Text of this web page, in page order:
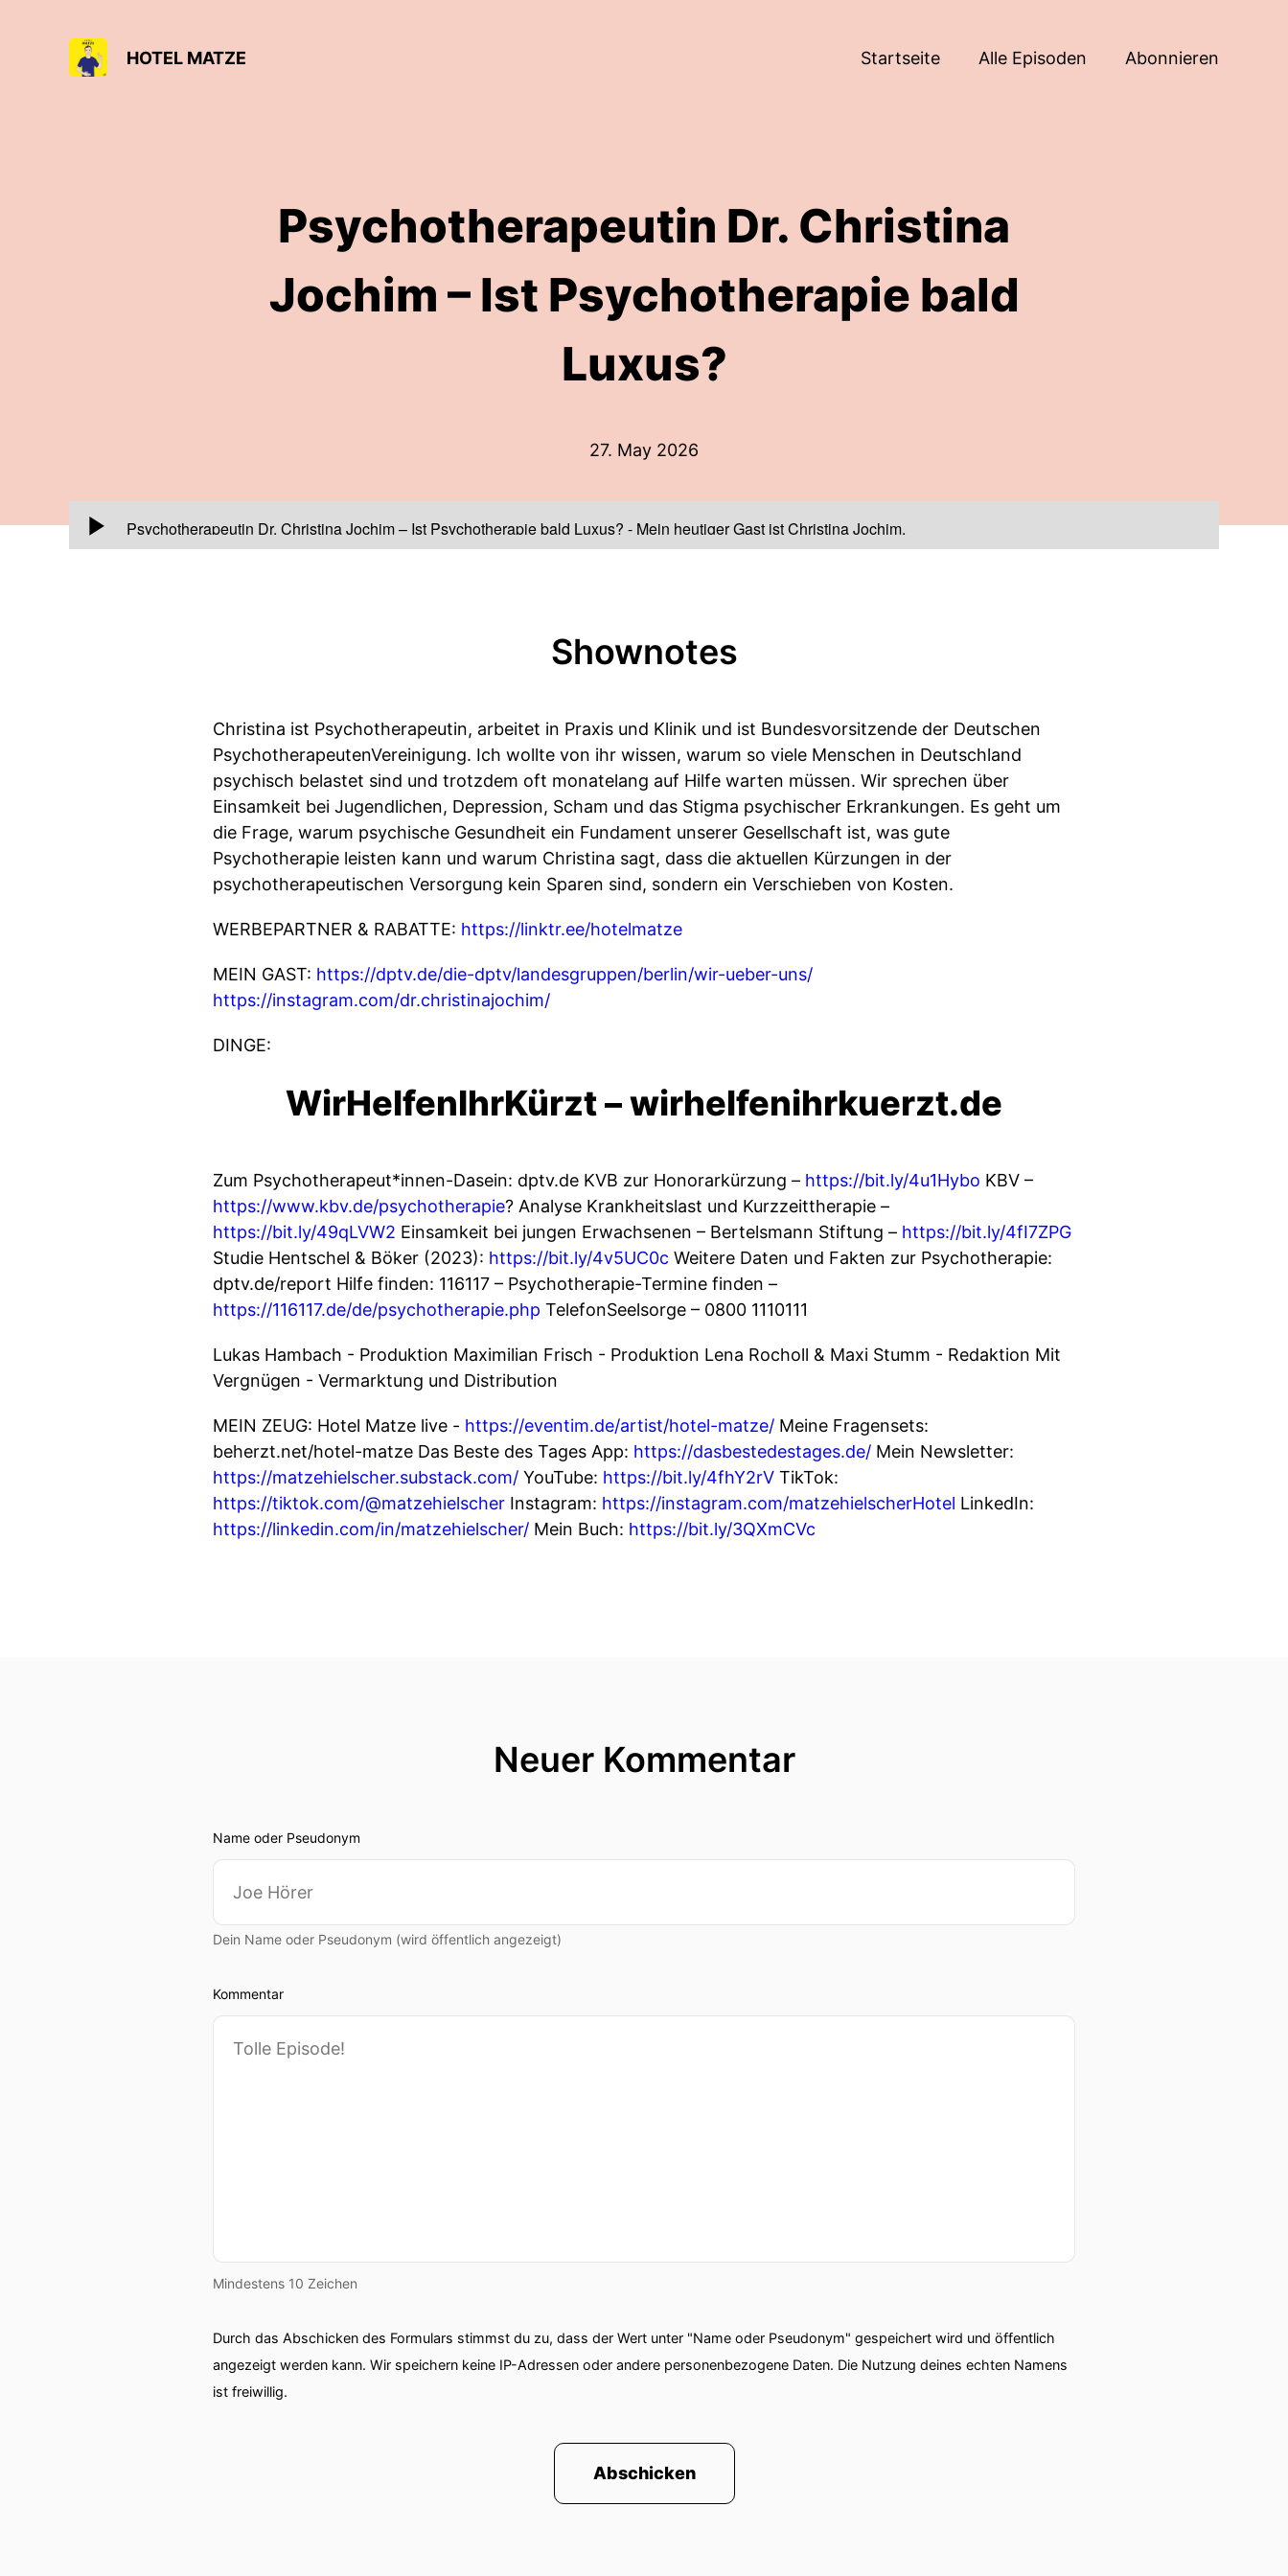
HOTEL MATZE Startseite Alle Episoden Abonnieren
Psychotherapeutin Dr. Christina
Jochim – Ist Psychotherapie bald
Luxus?
27. May 2026
00:00:00
Psychotherapeutin Dr. Christina Jochim – Ist Psychotherapie bald Luxus? - Mein heutiger Gast ist Christina Jochim.
Shownotes
Christina ist Psychotherapeutin, arbeitet in Praxis und Klinik und ist Bundesvorsitzende der Deutschen
PsychotherapeutenVereinigung. Ich wollte von ihr wissen, warum so viele Menschen in Deutschland
psychisch belastet sind und trotzdem oft monatelang auf Hilfe warten müssen. Wir sprechen über
Einsamkeit bei Jugendlichen, Depression, Scham und das Stigma psychischer Erkrankungen. Es geht um
die Frage, warum psychische Gesundheit ein Fundament unserer Gesellschaft ist, was gute
Psychotherapie leisten kann und warum Christina sagt, dass die aktuellen Kürzungen in der
psychotherapeutischen Versorgung kein Sparen sind, sondern ein Verschieben von Kosten.
WERBEPARTNER & RABATTE: https://linktr.ee/hotelmatze
MEIN GAST: https://dptv.de/die-dptv/landesgruppen/berlin/wir-ueber-uns/
https://instagram.com/dr.christinajochim/
DINGE:
WirHelfenIhrKürzt – wirhelfenihrkuerzt.de
Zum Psychotherapeut*innen-Dasein: dptv.de KVB zur Honorarkürzung – https://bit.ly/4u1Hybo KBV –
https://www.kbv.de/psychotherapie? Analyse Krankheitslast und Kurzzeittherapie –
https://bit.ly/49qLVW2 Einsamkeit bei jungen Erwachsenen – Bertelsmann Stiftung – https://bit.ly/4fI7ZPG
Studie Hentschel & Böker (2023): https://bit.ly/4v5UC0c Weitere Daten und Fakten zur Psychotherapie:
dptv.de/report Hilfe finden: 116117 – Psychotherapie-Termine finden –
https://116117.de/de/psychotherapie.php TelefonSeelsorge – 0800 1110111
Lukas Hambach - Produktion Maximilian Frisch - Produktion Lena Rocholl & Maxi Stumm - Redaktion Mit
Vergnügen - Vermarktung und Distribution
MEIN ZEUG: Hotel Matze live - https://eventim.de/artist/hotel-matze/ Meine Fragensets:
beherzt.net/hotel-matze Das Beste des Tages App: https://dasbestedestages.de/ Mein Newsletter:
https://matzehielscher.substack.com/ YouTube: https://bit.ly/4fhY2rV TikTok:
https://tiktok.com/@matzehielscher Instagram: https://instagram.com/matzehielscherHotel LinkedIn:
https://linkedin.com/in/matzehielscher/ Mein Buch: https://bit.ly/3QXmCVc
Neuer Kommentar
Name oder Pseudonym
Dein Name oder Pseudonym (wird öffentlich angezeigt)
Kommentar
Mindestens 10 Zeichen
Durch das Abschicken des Formulars stimmst du zu, dass der Wert unter "Name oder Pseudonym" gespeichert wird und öffentlich
angezeigt werden kann. Wir speichern keine IP-Adressen oder andere personenbezogene Daten. Die Nutzung deines echten Namens
ist freiwillig.
Abschicken